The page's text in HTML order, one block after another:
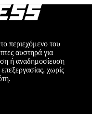
περιεχόμενο του
αυστηρά για
ή αναδημοσίευση
χωρίς